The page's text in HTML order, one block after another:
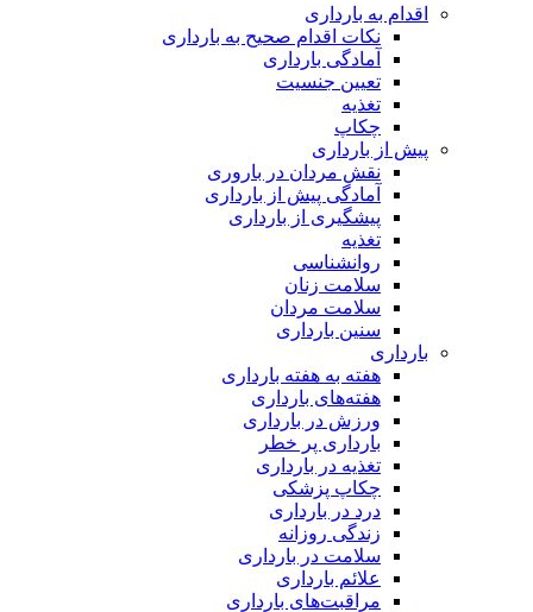
اقدام به بارداری
نکات اقدام صحیح به بارداری
آمادگی بارداری
تعیین جنسیت
تغذیه
چکاپ
پیش از بارداری
نقش مردان در باروری
آمادگی پیش از بارداری
پیشگیری از بارداری
تغذیه
روانشناسی
سلامت زنان
سلامت مردان
سنین بارداری
بارداری
هفته‌ به هفته بارداری
هفته‌های بارداری
ورزش در بارداری
بارداری پر خطر
تغذیه در بارداری
چکاپ پزشکی
درد در بارداری
زندگی روزانه
سلامت در بارداری
علائم بارداری
مراقبت‌های بارداری